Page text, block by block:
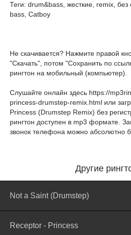
Теги: drum&bass, жесткие, remix,
bass, Catboy
Не скачивается? Нажмите правой
"Скачать", потом "Сохранить по
рингтон на мобильный (компьютер).
Слушайте онлайн здесь https://
princess-drumstep-remix.html или
Princess (Drumstep Remix) без
рингтон доступен в mp3 формате.
звонок телефона можно абсолютно
Другие
Not a Saint (Drumstep)
Receptor - Princess